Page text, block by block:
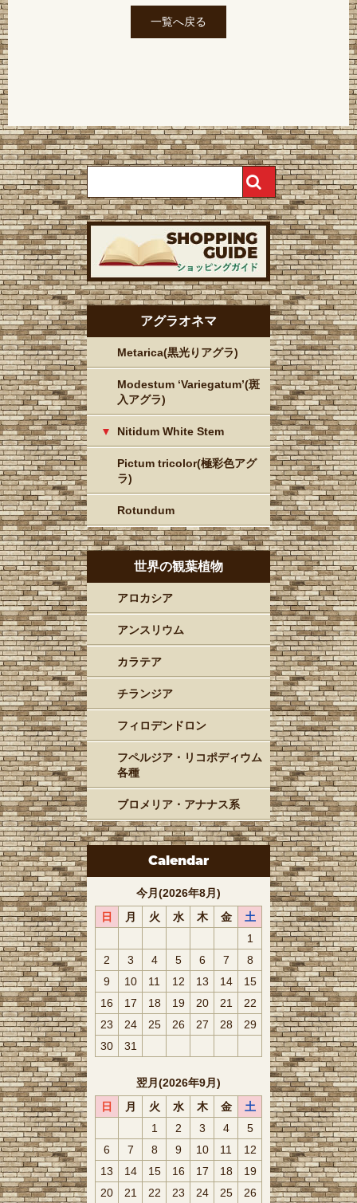
一覧へ戻る
アグラオネマ
Metarica(黒光りアグラ)
Modestum ‘Variegatum’(斑
入アグラ)
Nitidum White Stem
Pictum tricolor(極彩色アグ
ラ)
Rotundum
世界の観葉植物
アロカシア
アンスリウム
カラテア
チランジア
フィロデンドロン
フペルジア・リコポディウム
各種
ブロメリア・アナナス系
Calendar
今月(2026年8月)
日
月 火 水 木 金
土
1
2
3 4 5 6 7
8
9
10 11 12 13 14
15
16
17 18 19 20 21
22
23
24 25 26 27 28
29
30
31
翌月(2026年9月)
日
月 火 水 木 金
土
1
2 3 4
5
6
7 8 9 10 11
12
13
14 15 16 17 18
19
20
21 22 23 24 25 26